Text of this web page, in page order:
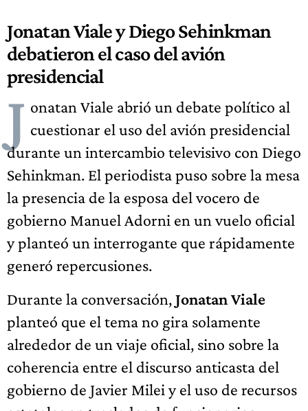
Jonatan Viale y Diego Sehinkman
debatieron el caso del avión
presidencial
J onatan Viale abrió un debate político al
cuestionar el uso del avión presidencial
durante un intercambio televisivo con Diego
Sehinkman. El periodista puso sobre la mesa
la presencia de la esposa del vocero de
gobierno Manuel Adorni en un vuelo oficial
y planteó un interrogante que rápidamente
generó repercusiones.
Durante la conversación,Jonatan Viale
planteó que el tema no gira solamente
alrededor de un viaje oficial, sino sobre la
coherencia entre el discurso anticasta del
gobierno de Javier Milei y el uso de recursos